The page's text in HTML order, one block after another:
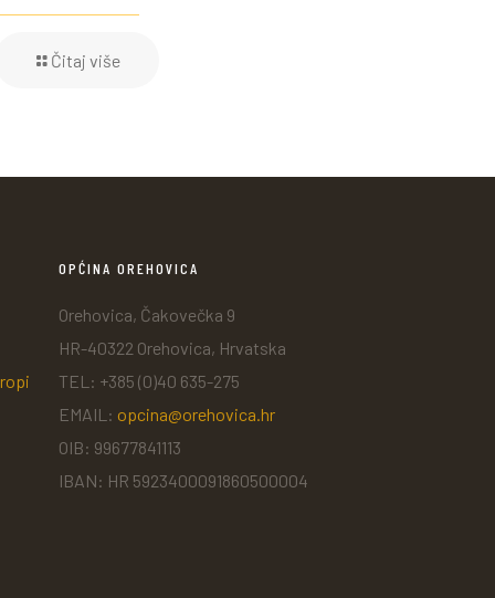
Čitaj više
OPĆINA OREHOVICA
Orehovica, Čakovečka 9
HR-40322 Orehovica, Hrvatska
TEL: +385 (0)40 635-275
EMAIL: opcina@orehovica.hr
OIB: 99677841113
IBAN: HR 5923400091860500004